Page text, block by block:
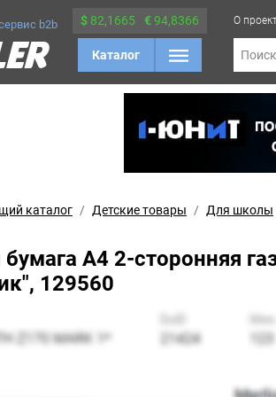
b2b $ 82,1665 €94,8366
Каталог
О
Поиск
каталог Детские товары Для школы
А4 2-сторонняя
129560